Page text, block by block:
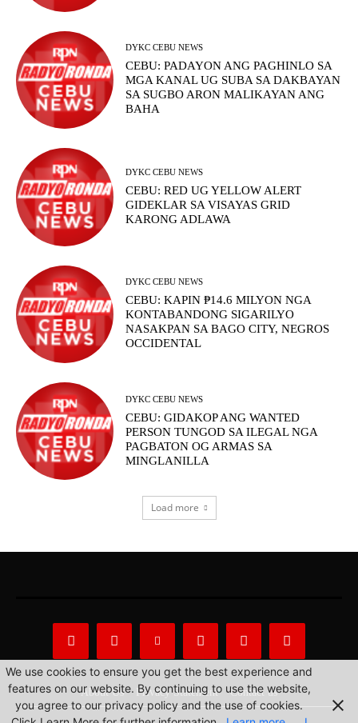
DYKC CEBU NEWS
CEBU: PADAYON ANG PAGHINLO SA
MGA KANAL UG SUBA SA DAKBAYAN
SA SUGBO ARON MALIKAYAN ANG
BAHA
DYKC CEBU NEWS
CEBU: RED UG YELLOW ALERT
GIDEKLAR SA VISAYAS GRID
KARONG ADLAWA
DYKC CEBU NEWS
CEBU: KAPIN ₱14.6 MILYON NGA
KONTABANDONG SIGARILYO
NASAKPAN SA BAGO CITY, NEGROS
OCCIDENTAL
DYKC CEBU NEWS
CEBU: GIDAKOP ANG WANTED
PERSON TUNGOD SA ILEGAL NGA
PAGBATON OG ARMAS SA
MINGLANILLA
Load more
About Us Privacy Statement Contact us
We use cookies to ensure you get the best experience and
features on our website. By continuing to use the website,
you agree to our privacy policy and the use of cookies.